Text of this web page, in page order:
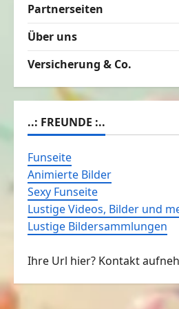
Partnerseiten
Über uns
Versicherung & Co.
..: FREUNDE :..
Funseite
Animierte Bilder
Sexy Funseite
Lustige Videos, Bilder und
Lustige Bildersammlungen
Ihre Url hier? Kontakt